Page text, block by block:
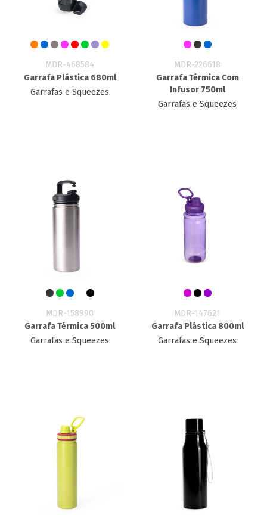
MDR-468584
Garrafa Plástica 680ml
Garrafas e Squeezes
MDR-226618
Garrafa Térmica Com
Infusor 750ml
Garrafas e Squeezes
MDR-158990
Garrafa Térmica 500ml
Garrafas e Squeezes
MDR-147621
Garrafa Plástica 800ml
Garrafas e Squeezes